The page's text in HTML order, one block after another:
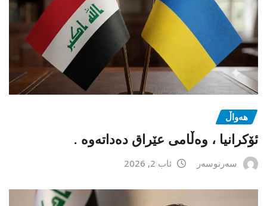
هەواڵ
ئۆکرانیا ، وەڵامی عێراق دەداتەوە .
سەرنوسەر ئاب 2, 2026